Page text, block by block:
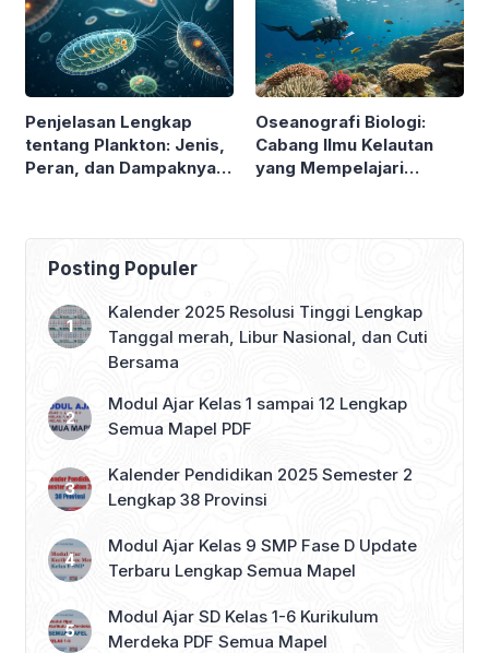
Penjelasan Lengkap
tentang Plankton: Jenis,
Peran, dan Dampaknya
Oseanografi Biologi:
Cabang Ilmu Kelautan
yang Mempelajari
Posting Populer
Kalender 2025 Resolusi Tinggi Lengkap
Tanggal merah, Libur Nasional, dan Cuti
Bersama
Modul Ajar Kelas 1 sampai 12 Lengkap
Semua Mapel PDF
Kalender Pendidikan 2025 Semester 2
Lengkap 38 Provinsi
Modul Ajar Kelas 9 SMP Fase D Update
Terbaru Lengkap Semua Mapel
Modul Ajar SD Kelas 1-6 Kurikulum
Merdeka PDF Semua Mapel